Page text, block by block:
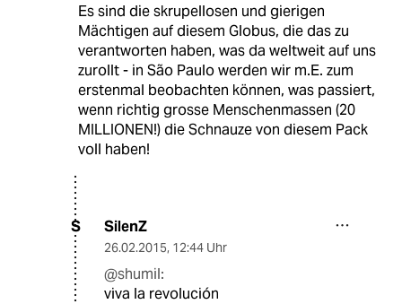
Es sind die skrupellosen und gierigen
Mächtigen auf diesem Globus, die das zu
verantworten haben, was da weltweit auf uns
zurollt - in São Paulo werden wir m.E. zum
erstenmal beobachten können, was passiert,
wenn richtig grosse Menschenmassen (20
MILLIONEN!) die Schnauze von diesem Pack
voll haben!
S SilenZ
26.02.2015, 12:44 Uhr
@shumil:
viva la revolución